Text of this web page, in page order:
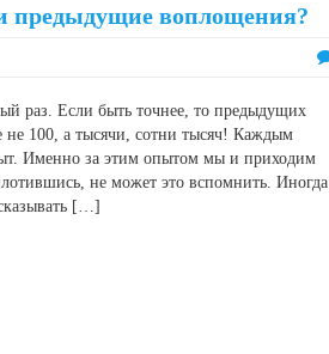
воплощения?
раз. Если быть точнее, то предыдущих
не 100, а тысячи, сотни тысяч! Каждым
Именно за этим опытом мы и приходим
не может это вспомнить. Иногда
[…]